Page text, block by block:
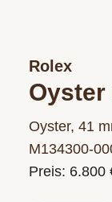
Rolex
Oyster
Oyster, 41
Preis: 6.800